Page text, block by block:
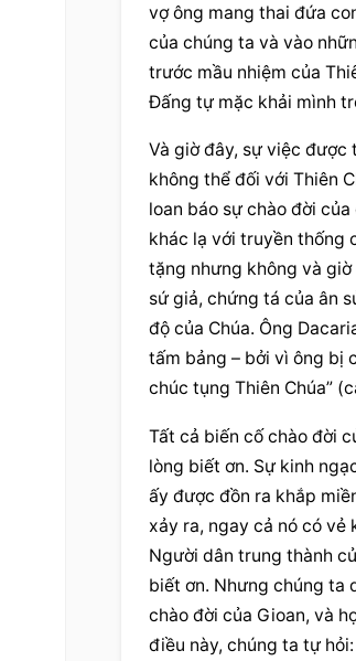
vợ ông mang thai đứa
của chúng ta và vào
trước mầu nhiệm của
Đấng tự mặc khải mình
Và giờ đây, sự việc được
không thể đối với Thiên
loan báo sự chào đời
khác lạ với truyền thống
tặng nhưng không và giờ
sứ giả, chứng tá của ân
độ của Chúa. Ông
tấm bảng – bởi vì ông bị
chúc tụng Thiên Chúa”
Tất cả biến cố chào đời
lòng biết ơn. Sự kinh
ấy được đồn ra khắp
xảy ra, ngay cả nó có vẻ
Người dân trung thành
biết ơn. Nhưng chúng ta
chào đời của Gioan, và
điều này, chúng ta tự